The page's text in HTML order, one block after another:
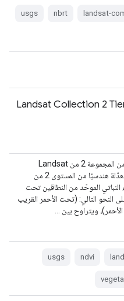
landsat-
nbrt
usgs
Landsat Collection 2
هذه الصور المركّبة من المستوى 2 من المجموعة 2 من Landsat
Collection مصنوعة من مشاهد معدّلة هندسيًا من المستوى 2 من
الغطاء النباتي الموحّد من النطاقين تحت
النحو التالي: (تحت الأحمر القريب
ويتراوح بين …
ndvi
usgs